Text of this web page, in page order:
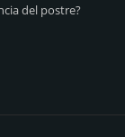
del postre?